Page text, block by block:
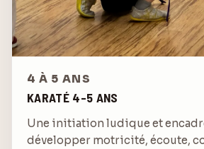
4 À 5 ANS
KARATÉ 4-5 ANS
Une initiation ludique et
développer motricité, écoute,